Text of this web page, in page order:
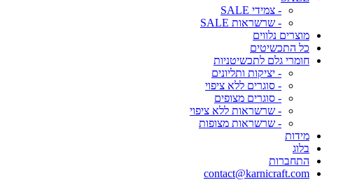
- צמידי SALE
- שרשראות SALE
מוצרים נלווים
כל התכשיטים
חומרי גלם לתכשיטניות
- יציקות ותליונים
- סוגרים ללא ציפוי
- סוגרים מצופים
- שרשראות ללא ציפוי
- שרשראות מצופות
מידות
בלוג
התחברות
contact@karnicraft.com